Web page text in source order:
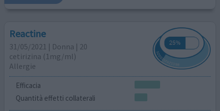
Reactine
31/05/2021 | Donna | 20
cetirizina (1mg/ml)
Allergie
Efficacia
Quantità effetti collaterali